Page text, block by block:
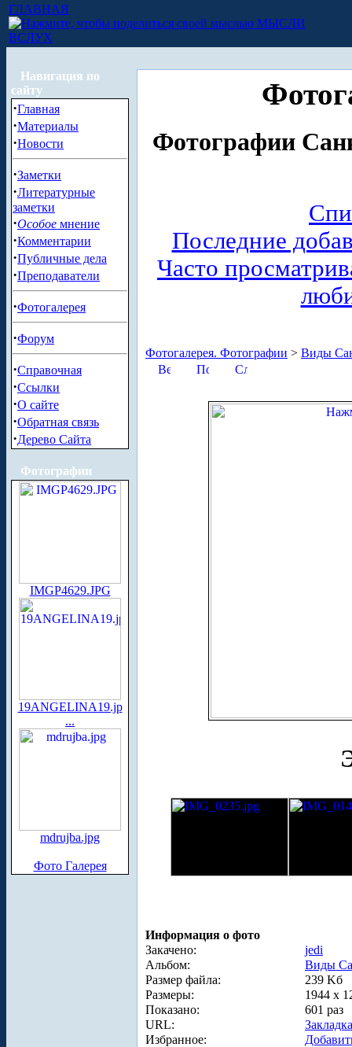
ГЛАВНАЯ
МЫСЛИ
ВСЛУХ
Навигация по
сайту
·Главная
·Материалы
·Новости
·Заметки
·Литературные
заметки
·Особое мнение
·Комментарии
·Публичные дела
·Преподаватели
·Фотогалерея
·Форум
·Справочная
·Ссылки
·О сайте
·Обратная связь
·Дерево Сайта
Фотографии
IMGP4629.JPG
19ANGELINA19.jp
...
mdrujba.jpg
Фото Галерея
Фотографии
Последние
Часто
Фотогалерея. Фотографии > Виды
Информация о фото
Закачено:
jedi
Альбом:
Виды
Размер файла:
239 Kб
Размеры:
1944 x
Показано:
601 раз
URL:
Избранное: